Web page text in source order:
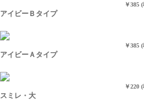
アイビーＢタイプ
￥385
アイビーＡタイプ
￥385
スミレ・大
￥220